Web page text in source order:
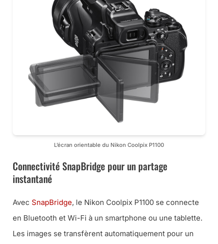
L’écran orientable du Nikon Coolpix P1100
Connectivité SnapBridge pour un partage
instantané
Avec SnapBridge, le Nikon Coolpix P1100 se connecte
en Bluetooth et Wi-Fi à un smartphone ou une tablette.
Les images se transfèrent automatiquement pour un